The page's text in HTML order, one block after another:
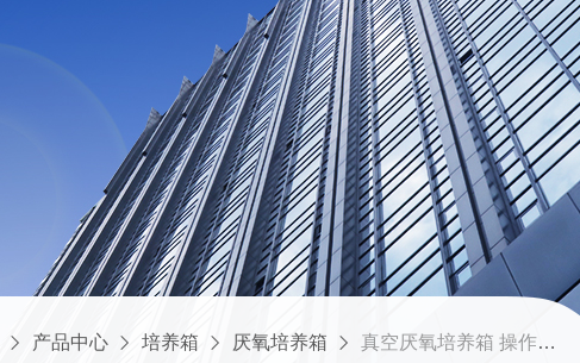
产品中心 培养箱 厌氧培养箱 真空厌氧培养箱 操作培养一体 YQX-II